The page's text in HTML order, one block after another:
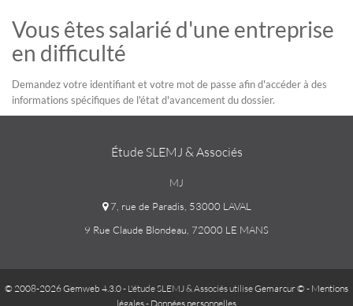
Vous êtes salarié d'une entreprise
en difficulté
Demandez votre identifiant et votre mot de passe afin d'accéder à des
informations spécifiques de l'état d'avancement du dossier.
Étude SLEMJ & Associés
MJ
7, rue de Paradis, 53000 LAVAL
9 Rue Claude Blondeau, 72000 LE MANS
© 2008-2026 Gemweb 4.3.0- L'étude SLEMJ & Associés utiliseGemarcur © - Mentions
légales- Données personnelles